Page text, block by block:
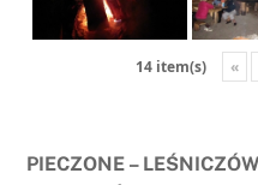
14 item(s) «
PIECZONE –